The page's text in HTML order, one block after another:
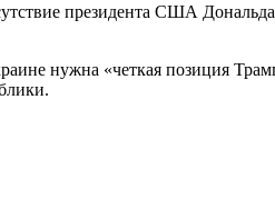
президента США
нужна «четкая позиция